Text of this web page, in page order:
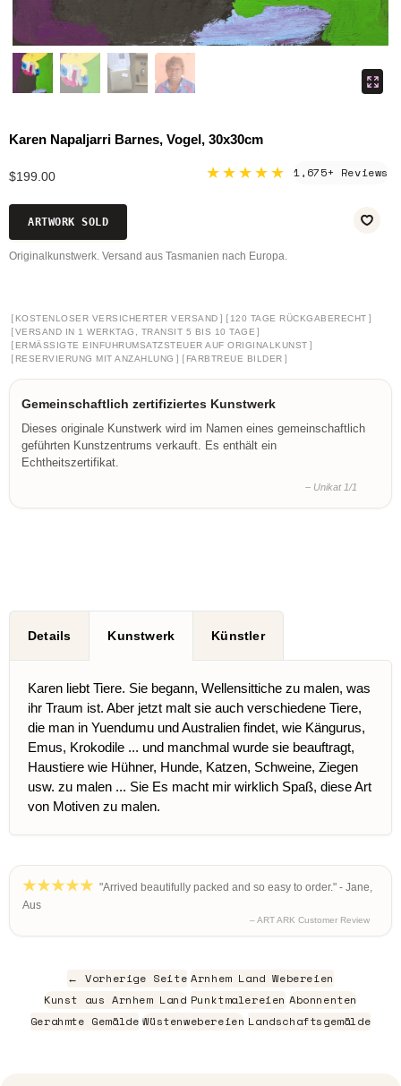
Karen Napaljarri Barnes, Vogel, 30x30cm
$199.00 ★★★★★ 1,675+ Reviews
ARTWORK SOLD
Originalkunstwerk. Versand aus Tasmanien nach Europa.
[ KOSTENLOSER VERSICHERTER VERSAND ] [ 120 TAGE RÜCKGABERECHT ]
[VERSAND IN 1 WERKTAG, TRANSIT 5 BIS 10 TAGE ]
[ ERMÄSSIGTE EINFUHRUMSATZSTEUER AUF ORIGINALKUNST
]
[ RESERVIERUNG MIT ANZAHLUNG ] [ FARBTREUE BILDER ]
Gemeinschaftlich zertifiziertes Kunstwerk
Dieses originale Kunstwerk wird im Namen eines gemeinschaftlich
geführten Kunstzentrums verkauft. Es enthält ein
Echtheitszertifikat.
– Unikat 1/1
Details Kunstwerk Künstler
Karen liebt Tiere. Sie begann, Wellensittiche zu malen, was
ihr Traum ist. Aber jetzt malt sie auch verschiedene Tiere,
die man in Yuendumu und Australien findet, wie Kängurus,
Emus, Krokodile ... und manchmal wurde sie beauftragt,
Haustiere wie Hühner, Hunde, Katzen, Schweine, Ziegen
usw. zu malen ... Sie Es macht mir wirklich Spaß, diese Art
von Motiven zu malen.
"Arrived beautifully packed and so easy to order." - Jane,
Aus
– ART ARK Customer Review
← Vorherige Seite Arnhem Land Webereien
Kunst aus Arnhem Land Punktmalereien Abonnenten
Gerahmte Gemälde Wüstenwebereien Landschaftsgemälde